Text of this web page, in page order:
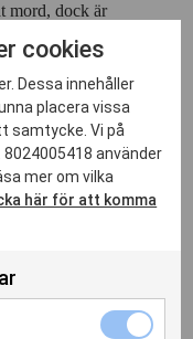
mord, dock är
Plateau, för
programmet,
hot.
att
sitt yttersta för
cookies
Dessa innehåller
placera vissa
samtycke. Vi på
använder
mer om vilka
här för att komma